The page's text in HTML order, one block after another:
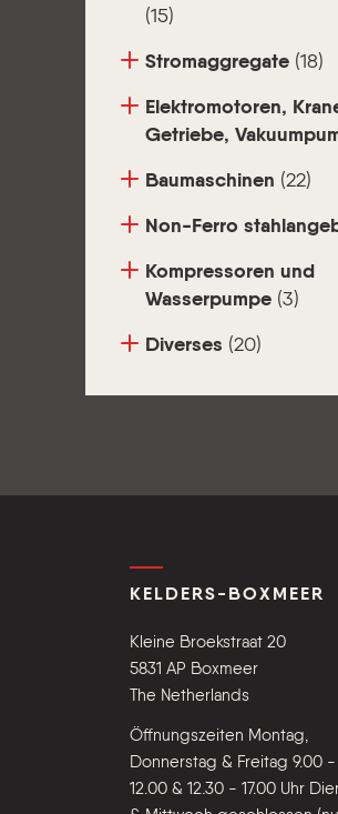
(15)
Stromaggregate (18)
Elektromotoren,
Getriebe,
Baumaschinen (22)
Non-Ferro
Kompressoren und
Wasserpumpe (3)
Diverses (20)
KELDERS-BOXMEER
Kleine Broekstraat 20
5831 AP Boxmeer
The Netherlands
Öffnungszeiten Montag,
Donnerstag & Freitag 9.00 -
12.00 & 12.30 - 17.00 Uhr